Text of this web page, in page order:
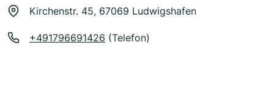
Kirchenstr. 45, 67069 Ludwigshafen
+491796691426 (Telefon)